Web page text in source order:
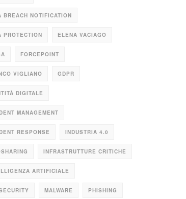
BREACH NOTIFICATION
PROTECTION ELENA VACIAGO
FORCEPOINT
VIGLIANO GDPR
DIGITALE
MANAGEMENT
RESPONSE INDUSTRIA 4.0
INFRASTRUTTURE CRITICHE
ARTIFICIALE
MALWARE PHISHING